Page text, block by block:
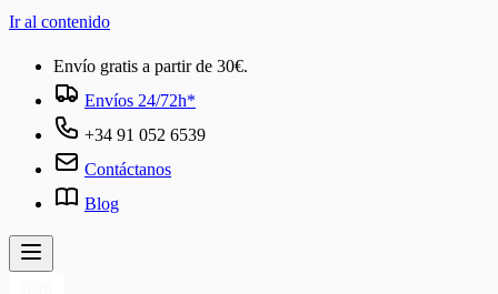
Ir al contenido
Envío gratis a partir de 30€.
Envíos 24/72h*
+34 91 052 6539
Contáctanos
Blog